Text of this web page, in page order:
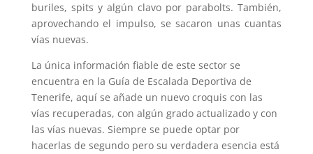
buriles, spits y algún clavo por parabolts. También,
aprovechando el impulso, se sacaron unas cuantas
vías nuevas.
La única información fiable de este sector se
encuentra en la Guía de Escalada Deportiva de
Tenerife, aquí se añade un nuevo croquis con las
vías recuperadas, con algún grado actualizado y con
las vías nuevas. Siempre se puede optar por
hacerlas de segundo pero su verdadera esencia está